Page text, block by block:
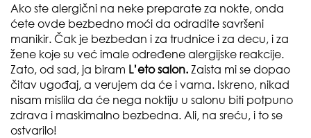
Ako ste alergični na neke preparate za nokte, onda
ćete ovde bezbedno moći da odradite savršeni
manikir. Čak je bezbedan i za trudnice i za decu, i za
žene koje su već imale određene alergijske reakcije.
Zato, od sad, ja biram L’eto salon. Zaista mi se dopao
čitav ugođaj, a verujem da će i vama. Iskreno, nikad
nisam mislila da će nega noktiju u salonu biti potpuno
zdrava i maskimalno bezbedna. Ali, na sreću, i to se
ostvarilo!